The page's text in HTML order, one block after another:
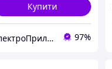
Купити
ЕлектроПриладТехСервіс 97%